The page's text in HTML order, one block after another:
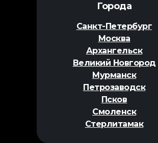
Города
Санкт-Петербург
Москва
Архангельск
Великий Новгород
Мурманск
Петрозаводск
Псков
Смоленск
Стерлитамак